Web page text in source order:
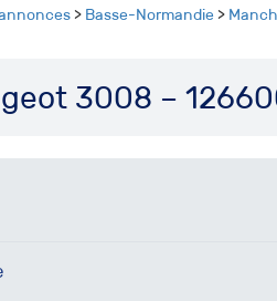
> Basse-Normandie >
3008 –